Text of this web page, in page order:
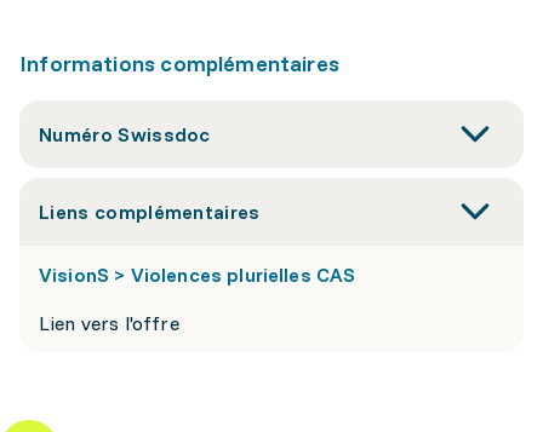
Informations complémentaires
Numéro Swissdoc
Liens complémentaires
VisionS > Violences plurielles CAS
Lien vers l'offre